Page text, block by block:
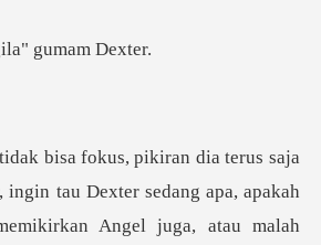
g
ingin tau Dexter sedang apa, apakah
Angel